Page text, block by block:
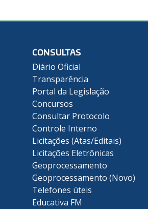
CONSULTAS
Diário Oficial
Transparência
Portal da Legislação
Concursos
Consultar Protocolo
Controle Interno
Licitações (Atas/Editais)
Licitações Eletrônicas
Geoprocessamento
Geoprocessamento (Novo)
Telefones úteis
Educativa FM